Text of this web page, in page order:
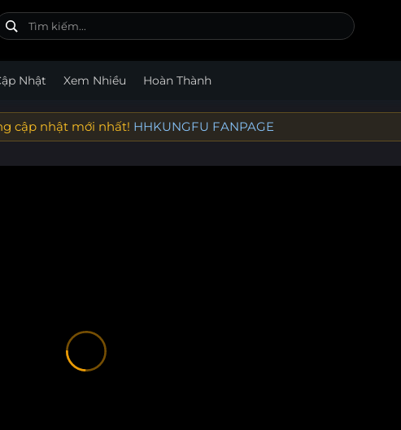
Nhật Xem Nhiều Hoàn Thành
cập nhật mới nhất! HHKUNGFU FANPAGE